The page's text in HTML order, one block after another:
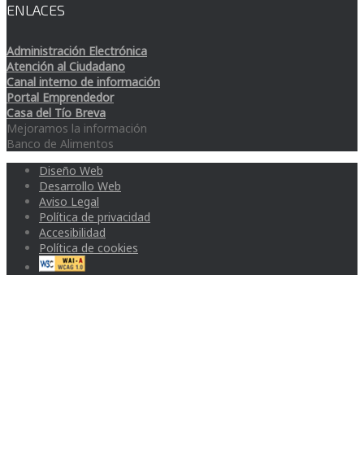
ENLACES
Administración Electrónica
Atención al Ciudadano
Canal interno de información
Portal Emprendedor
Casa del Tío Breva
Mejoramos la información
Banco de Alimentos
Diseño Web
Desarrollo Web
Aviso Legal
Política de privacidad
Accesibilidad
Política de cookies